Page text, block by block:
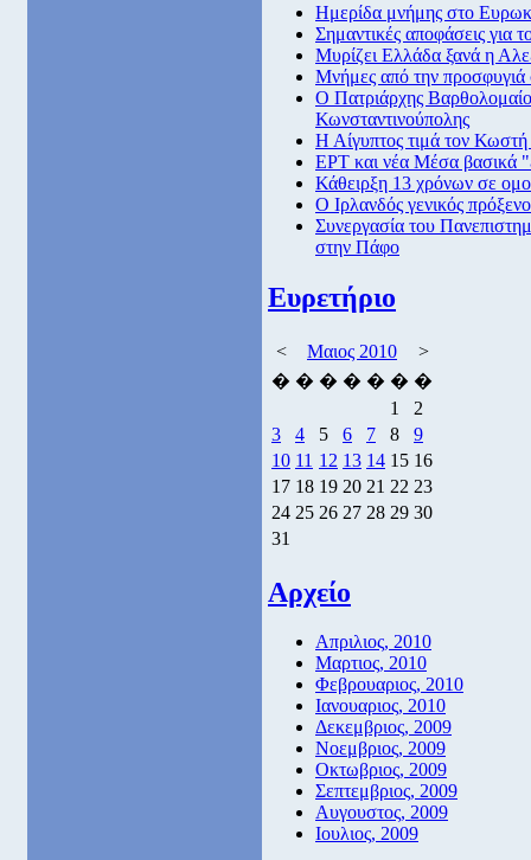
Ημερίδα μνήμης στο
Σημαντικές αποφάσεις για
Μυρίζει Ελλάδα ξανά η
Μνήμες από την
Ο Πατριάρχης
Κωνσταντινούπολης
Η Αίγυπτος τιμά τον
ΕΡΤ και νέα Μέσα βασικά
Κάθειρξη 13 χρόνων σε
Ο Ιρλανδός γενικός
Συνεργασία του
στην Πάφο
Ευρετήριο
< Μαιος 2010
>
� � � � � � �
1
2
3
4 5 6 7 8
9
10 11 12 13 14 15 16
17 18 19 20 21 22 23
24 25 26 27 28 29 30
31
Αρχείο
Απριλιος, 2010
Μαρτιος, 2010
Φεβρουαριος, 2010
Ιανουαριος, 2010
Δεκεμβριος, 2009
Νοεμβριος, 2009
Οκτωβριος, 2009
Σεπτεμβριος, 2009
Αυγουστος, 2009
Ιουλιος, 2009